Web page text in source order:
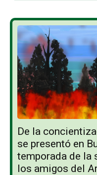
De la
se presentó en
temporada de la
los amigos del